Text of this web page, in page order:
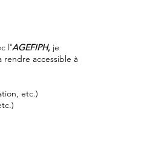
l'AGEFIPH, je
accessible à
etc.)